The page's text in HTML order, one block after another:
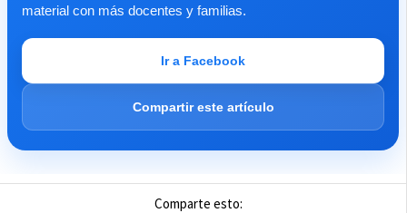
material con más docentes y familias.
Ir a Facebook
Compartir este artículo
Comparte esto: